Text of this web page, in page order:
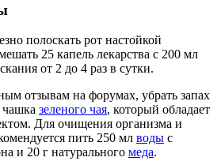
полоскать рот настойкой
25 капель лекарства с 200 мл
от 2 до 4 раз в сутки.
отзывам на форумах, убрать запах
чашка зеленого чая, который обладает
Для очищения организма и
пить 250 мл воды с
и 20 г натурального меда.